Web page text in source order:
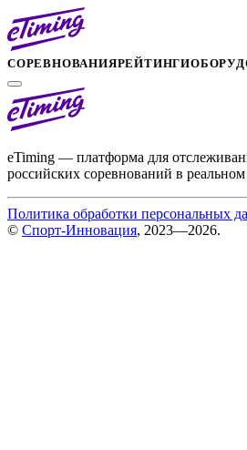
СОРЕВНОВАНИЯРЕЙТИНГИ
eTiming — платформа для
российских соревнований в
Политика обработки персональных
© Спорт-Инновация, 2023—2026.